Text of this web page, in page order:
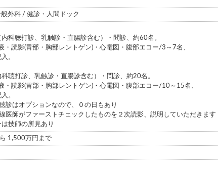
外科 / 健診・人間ドック
内科聴打診、乳触診・直腸診含む）・問診、約60名。
・読影(胃部・胸部レントゲン)・心電図・腹部エコー/3～7名、
。
聴打診、乳触診・直腸診含む）・問診、約20名。
・読影(胃部・胸部レントゲン)・心電図・腹部エコー/10～15名、
。
診はオプションなので、０の日もあり
医師がファーストチェックしたものを２次読影、説明していただきます
技師の所見あり
1,500万円まで